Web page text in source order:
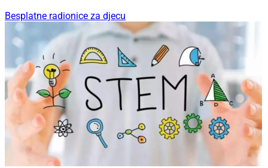
Besplatne radionice za djecu